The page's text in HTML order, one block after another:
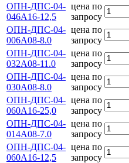
ОПН-ДПС-04-
046А16-12,5
цена по
запросу
ОПН-ДПС-04-
006А08-8.0
цена по
запросу
ОПН-ДПС-04-
032А08-11.0
цена по
запросу
ОПН-ДПС-04-
030А08-8.0
цена по
запросу
ОПН-ДПС-04-
060А16-25,0
цена по
запросу
ОПН-ДПС-04-
014А08-7.0
цена по
запросу
ОПН-ДПС-04-
060А16-12,5
цена по
запросу